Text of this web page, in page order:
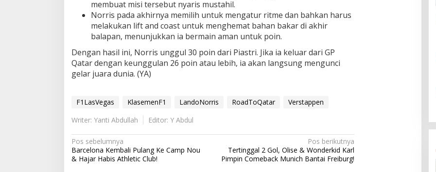
membuat misi tersebut nyaris mustahil.
Norris pada akhirnya memilih untuk mengatur ritme dan bahkan harus
melakukan lift and coast untuk menghemat bahan bakar di akhir
balapan, menunjukkan ia bermain aman untuk poin.
Dengan hasil ini, Norris unggul 30 poin dari Piastri. Jika ia keluar dari GP
Qatar dengan keunggulan 26 poin atau lebih, ia akan langsung mengunci
gelar juara dunia. (YA)
F1LasVegas KlasemenF1 LandoNorris RoadToQatar
Verstappen
Writer: Yanti Abdullah
Editor: Y Abdul
N
a
Pos sebelumnya
Barcelona Kembali Pulang Ke Camp Nou
& Hajar Habis Athletic Club!
Pos berikutnya
Tertinggal 2 Gol, Olise & Wonderkid Karl
Pimpin Comeback Munich Bantai Freiburg!